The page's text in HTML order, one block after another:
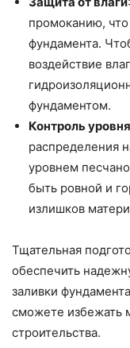
промоканию,
фундамента.
воздействие
фундаментом.
Контроль
распределения
уровнем
быть ровной и
излишков
Тщательная
обеспечить
заливки
сможете избежать
строительства.